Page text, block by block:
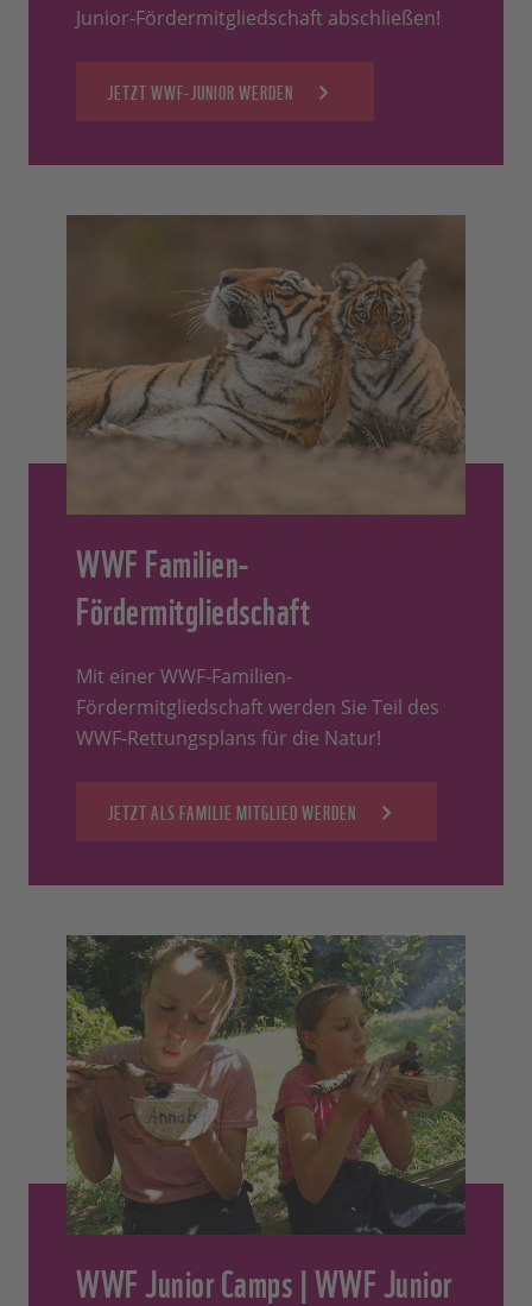
Junior-Fördermitgliedschaft abschließen!
JETZT WWF-JUNIOR WERDEN
WWF Familien-
Fördermitgliedschaft
Mit einer WWF-Familien-
Fördermitgliedschaft werden Sie Teil des
WWF-Rettungsplans für die Natur!
JETZT ALS FAMILIE MITGLIED WERDEN
WWF Junior Camps | WWF Junior